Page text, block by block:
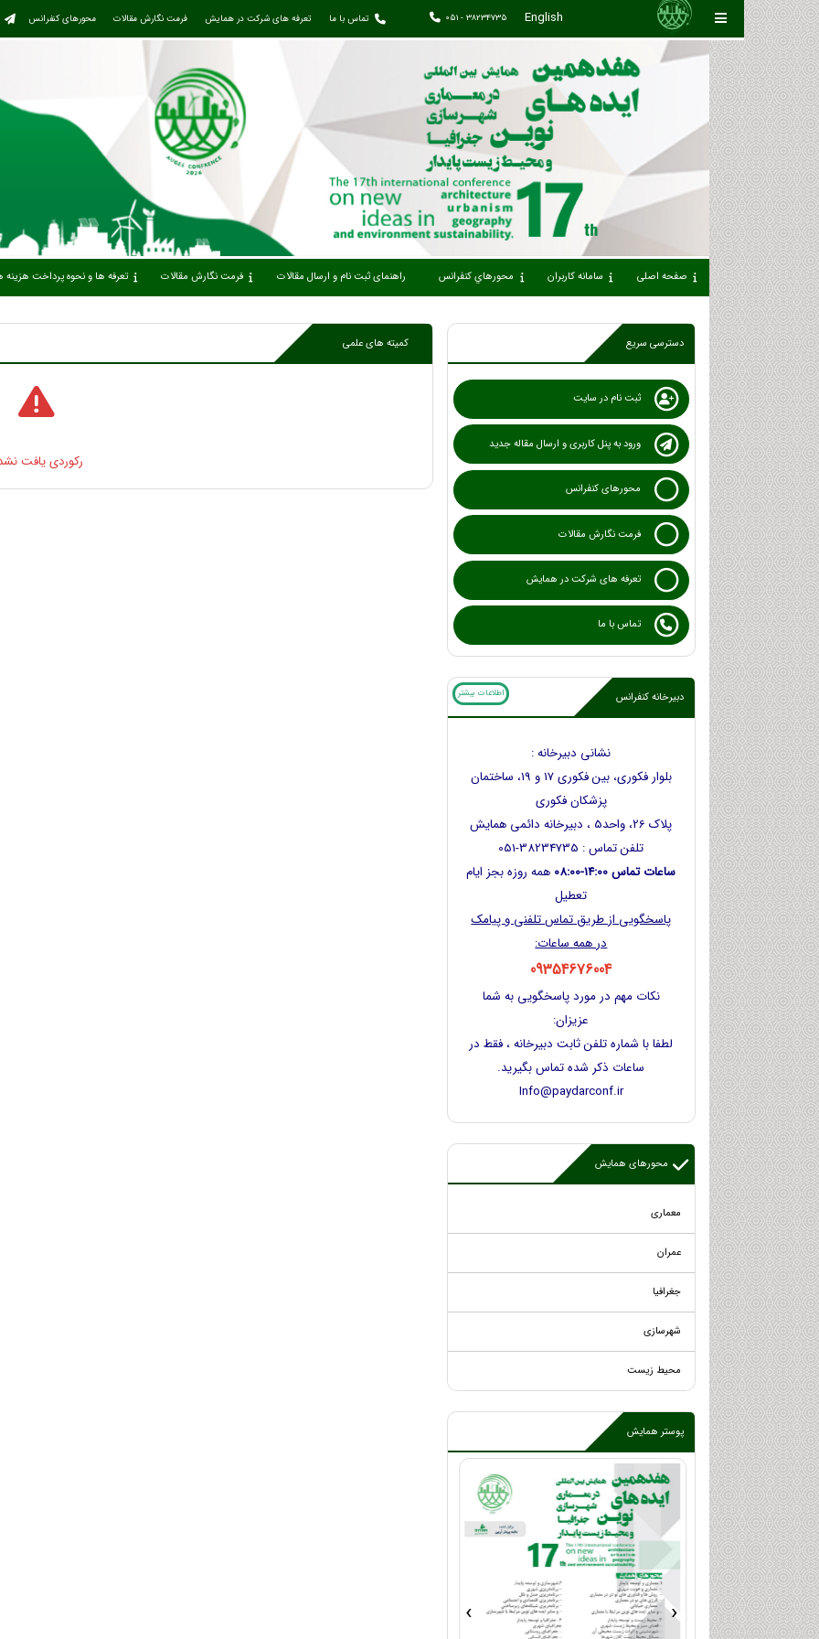
English
051 - 38234735 تماس با ما تعرفه های شرکت در همایش فرمت نگارش مقالات محورهای کنفرانس
صفحه اصلی سامانه کاربران محورهاي كنفرانس راهنمای ثبت نام و ارسال مقالات فرمت نگارش مقالات تعرفه ها و نحوه پرداخت
دسترسی سریع
ثبت نام در سایت
ورود به پنل کاربری و ارسال مقاله جدید
محورهای کنفرانس
فرمت نگارش مقالات
تعرفه های شرکت در همایش
تماس با ما
دبیرخانه کنفرانس اطلاعات بیشتر
نشانی دبیرخانه :
بلوار فکوری، بین فکوری 17 و 19، ساختمان
پزشکان فکوری
پلاک 26، واحد5 ، دبیرخانه دائمی همایش
تلفن تماس : 38234735-051
ساعات تماس 14:00-08:00
همه روزه بجز ایام
تعطیل
پاسخگویی از طریق تماس تلفنی و پیامک
در همه ساعات:
09354676004
نکات مهم در مورد پاسخگویی به شما
عزیزان:
لطفا با شماره تلفن ثابت دبیرخانه ، فقط در
ساعات ذکر شده تماس بگیرید.
Info@paydarconf.ir
محورهای همایش
معماری
عمران
جغرافیا
شهرسازی
محیط زیست
پوستر همایش
› ‹
کمیته های علمی
رکوردی یافت